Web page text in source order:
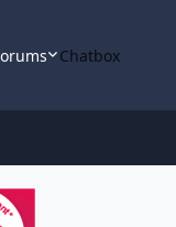
Chatbox